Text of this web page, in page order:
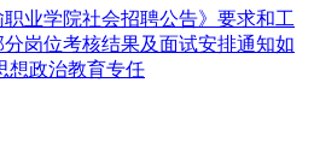
业学院社会招聘公告》要求和工
岗位考核结果及面试安排通知如
想政治教育专任